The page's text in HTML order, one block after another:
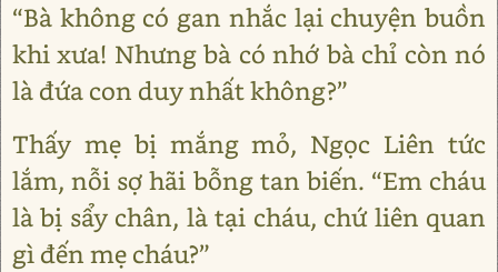
“Bà không có gan nhắc lại chuyện buồn
khi xưa! Nhưng bà có nhớ bà chỉ còn nó
là đứa con duy nhất không?”
Thấy mẹ bị mắng mỏ, Ngọc Liên tức
lắm, nỗi sợ hãi bỗng tan biến. “Em cháu
là bị sẩy chân, là tại cháu, chứ liên quan
gì đến mẹ cháu?”